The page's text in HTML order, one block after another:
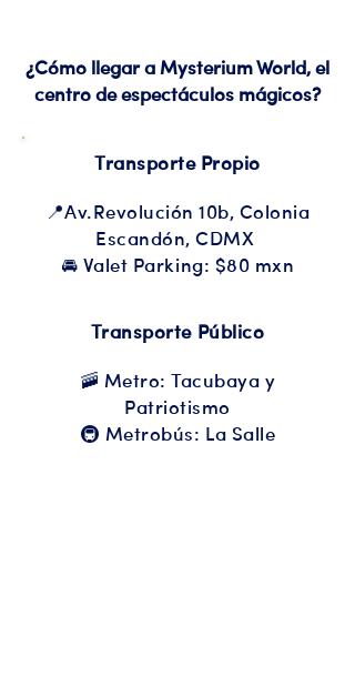
¿Cómo llegar a Mysterium World, el
centro de espectáculos mágicos?
Transporte Propio
📍Av.Revolución 10b, Colonia
Escandón, CDMX
🚘 Valet Parking: $80 mxn
Transporte Público
🚠 Metro: Tacubaya y
Patriotismo
🚇 Metrobús: La Salle